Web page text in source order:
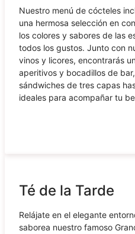
Nuestro menú de cócteles
una hermosa selección en
los colores y sabores de las
todos los gustos. Junto con
vinos y licores, encontrarás
aperitivos y bocadillos de
sándwiches de tres capas
ideales para acompañar tu
Té de la Tarde
Relájate en el elegante
saborea nuestro famoso